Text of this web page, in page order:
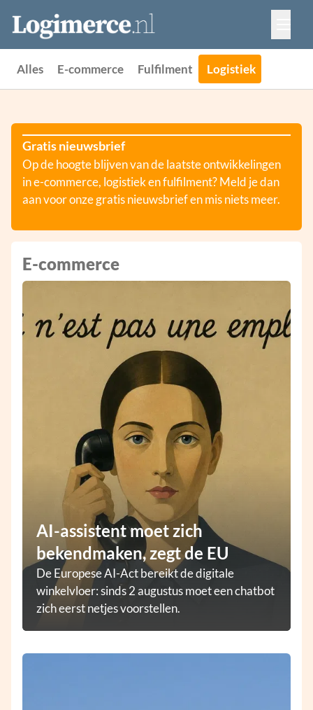
Vacatures
Events
Alles E-commerce Fulfilment Logistiek
Gratis nieuwsbrief
Op de hoogte blijven van de laatste ontwikkelingen
in e-commerce, logistiek en fulfilment? Meld je dan
aan voor onze gratis nieuwsbrief en mis niets meer.
E-commerce
AI-assistent moet zich
bekendmaken, zegt de EU
De Europese AI-Act bereikt de digitale
winkelvloer: sinds 2 augustus moet een chatbot
zich eerst netjes voorstellen.